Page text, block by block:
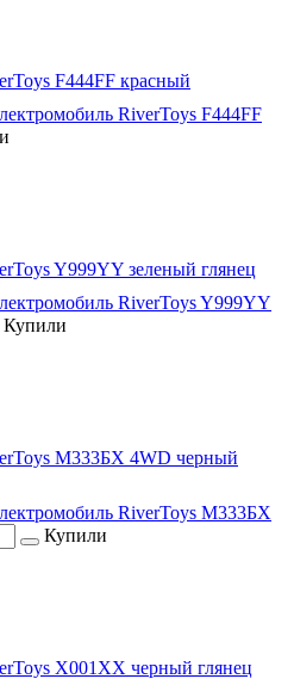
F444FF красный
RiverToys F444FF
Y999YY зеленый глянец
RiverToys Y999YY
Купили
М333БХ 4WD черный
RiverToys М333БХ
Купили
X001XX черный глянец